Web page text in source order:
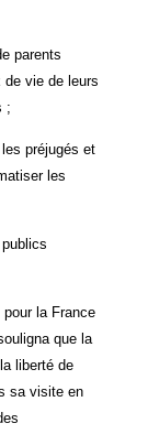
parents
de vie de leurs
;
préjugés et
les
pour la France
que la
liberté de
sa visite en